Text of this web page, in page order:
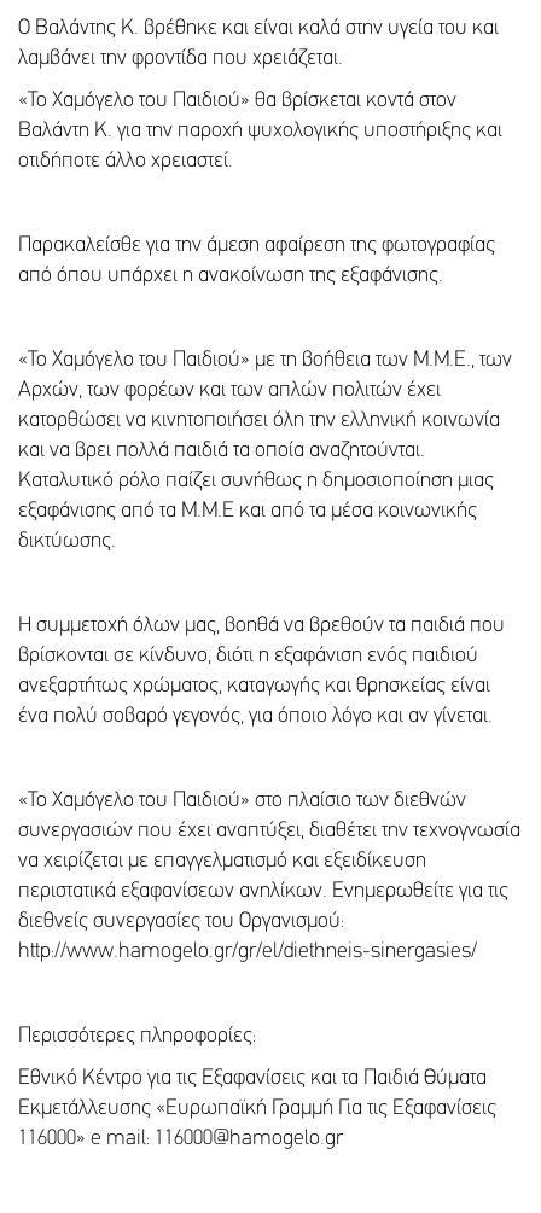
Ο Βαλάντης Κ. βρέθηκε και είναι καλά στην υγεία του και
λαμβάνει την φροντίδα που χρειάζεται.
«To Χαμόγελο του Παιδιού» θα βρίσκεται κοντά στον
Βαλάντη Κ. για την παροχή ψυχολογικής υποστήριξης και
οτιδήποτε άλλο χρειαστεί.
Παρακαλείσθε για την άμεση αφαίρεση της φωτογραφίας
από όπου υπάρχει η ανακοίνωση της εξαφάνισης.
«Το Χαμόγελο του Παιδιού» με τη βοήθεια των Μ.Μ.Ε., των
Αρχών, των φορέων και των απλών πολιτών έχει
κατορθώσει να κινητοποιήσει όλη την ελληνική κοινωνία
και να βρει πολλά παιδιά τα οποία αναζητούνται.
Καταλυτικό ρόλο παίζει συνήθως η δημοσιοποίηση μιας
εξαφάνισης από τα Μ.Μ.Ε και από τα μέσα κοινωνικής
δικτύωσης.
Η συμμετοχή όλων μας, βοηθά να βρεθούν τα παιδιά που
βρίσκονται σε κίνδυνο, διότι η εξαφάνιση ενός παιδιού
ανεξαρτήτως χρώματος, καταγωγής και θρησκείας είναι
ένα πολύ σοβαρό γεγονός, για όποιο λόγο και αν γίνεται.
«Το Χαμόγελο του Παιδιού» στο πλαίσιο των διεθνών
συνεργασιών που έχει αναπτύξει, διαθέτει την τεχνογνωσία
να χειρίζεται με επαγγελματισμό και εξειδίκευση
περιστατικά εξαφανίσεων ανηλίκων. Ενημερωθείτε για τις
διεθνείς συνεργασίες του Οργανισμού:
http://www.hamogelo.gr/gr/el/diethneis-sinergasies/
Περισσότερες πληροφορίες:
Εθνικό Κέντρο για τις Εξαφανίσεις και τα Παιδιά Θύματα
Εκμετάλλευσης «Ευρωπαϊκή Γραμμή Για τις Εξαφανίσεις
116000» e mail: 116000@hamogelo.gr